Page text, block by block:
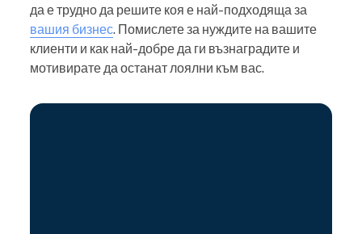
да е трудно да решите коя е най-подходяща за
вашия бизнес. Помислете за нуждите на вашите
клиенти и как най-добре да ги възнаградите и
мотивирате да останат лоялни към вас.